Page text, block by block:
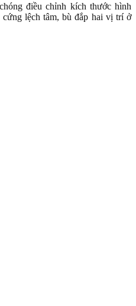
điều chỉnh kích thước hình
cứng lệch tâm, bù đắp hai vị trí ở